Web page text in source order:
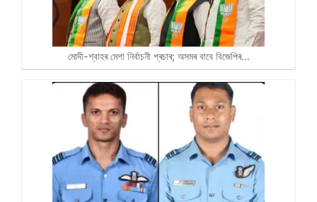
মোদী-শ্বাহৰ মেগা নিৰ্বাচনী প্ৰচাৰ; অসমৰ বাবে বিজেপিৰ…